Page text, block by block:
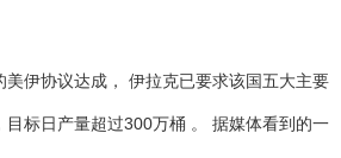
伊协议达成， 伊拉克已要求该国五大主要
标日产量超过300万桶 。 据媒体看到的一